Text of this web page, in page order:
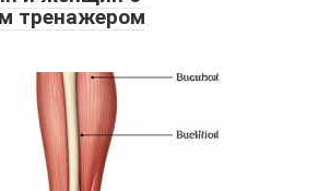
тренажером